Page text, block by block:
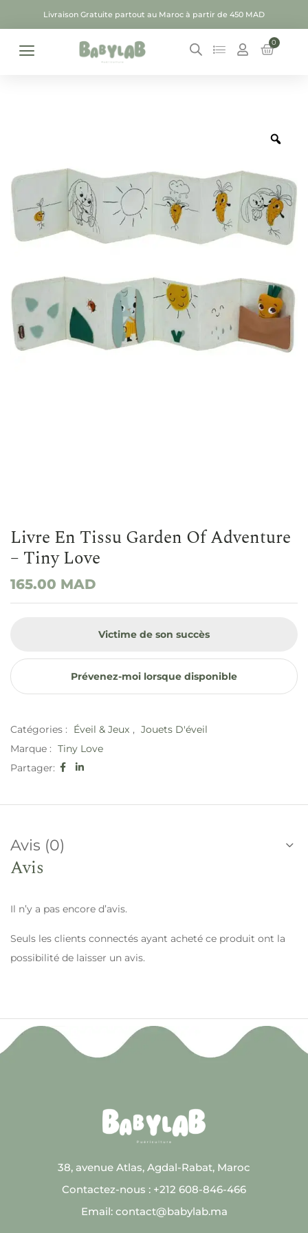
Livraison Gratuite partout au Maroc à partir de 450 MAD
0
Livre En Tissu Garden Of Adventure
– Tiny Love
165.00 MAD
Victime de son succès
Prévenez-moi lorsque disponible
Catégories : Éveil & Jeux , Jouets D'éveil
Marque : Tiny Love
Partager:
Avis (0)
Avis
Il n’y a pas encore d’avis.
Seuls les clients connectés ayant acheté ce produit ont la
possibilité de laisser un avis.
38, avenue Atlas, Agdal-Rabat, Maroc
Contactez-nous : +212 608-846-466
Email: contact@babylab.ma